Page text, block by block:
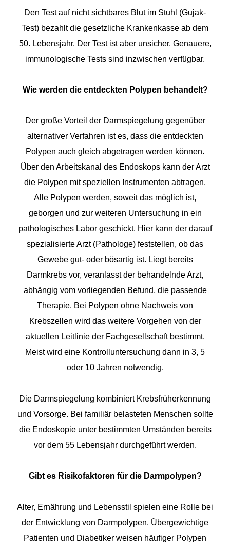
Den Test auf nicht sichtbares Blut im Stuhl (Gujak-
Test) bezahlt die gesetzliche Krankenkasse ab dem
50. Lebensjahr. Der Test ist aber unsicher. Genauere,
immunologische Tests sind inzwischen verfügbar.
Wie werden die entdeckten Polypen behandelt?
Der große Vorteil der Darmspiegelung gegenüber
alternativer Verfahren ist es, dass die entdeckten
Polypen auch gleich abgetragen werden können.
Über den Arbeitskanal des Endoskops kann der Arzt
die Polypen mit speziellen Instrumenten abtragen.
Alle Polypen werden, soweit das möglich ist,
geborgen und zur weiteren Untersuchung in ein
pathologisches Labor geschickt. Hier kann der darauf
spezialisierte Arzt (Pathologe) feststellen, ob das
Gewebe gut- oder bösartig ist. Liegt bereits
Darmkrebs vor, veranlasst der behandelnde Arzt,
abhängig vom vorliegenden Befund, die passende
Therapie. Bei Polypen ohne Nachweis von
Krebszellen wird das weitere Vorgehen von der
aktuellen Leitlinie der Fachgesellschaft bestimmt.
Meist wird eine Kontrolluntersuchung dann in 3, 5
oder 10 Jahren notwendig.
Die Darmspiegelung kombiniert Krebsfrüherkennung
und Vorsorge. Bei familiär belasteten Menschen sollte
die Endoskopie unter bestimmten Umständen bereits
vor dem 55 Lebensjahr durchgeführt werden.
Gibt es Risikofaktoren für die Darmpolypen?
Alter, Ernährung und Lebensstil spielen eine Rolle bei
der Entwicklung von Darmpolypen. Übergewichtige
Patienten und Diabetiker weisen häufiger Polypen